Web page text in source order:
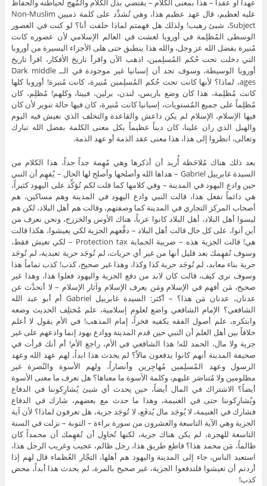
عهداً أو عقداً – هذا بمعنى الكلام – يقتضي بذل الكلام والمُهج لحياطته والحفاظ
عليه لعظيم، قال عهد عظيم هذا، وهي تُشدِّد على كلمة ذميين Non-Muslim
Subject، شيئ رهيب! ولذلك هل فهمتم لماذا حلفت أنا؟ لو كنت في العصور
الوسطى المُظلِمة في أوروبا لعشت في العالم الإسلامي لأن عصوره كانت
مُنيرة بفضل الله عز وجل، والله هذا ينطبق حتى هلى الأجزاء اليسيرة من أوروبا
التي دخلت تحت حُكم المُسلِمين، اذهب الآن واقرأ تاريخ الأفكار، اقرأ تاريخ
أوروبا الوسيطة، وسوف تجد أن إسبانيا غير موجودة في الــ Dark middle
ages، لماذا؟ لأنها كانت تحت حُكم المُسلِمين مُنيرة، كانت مُنيرة! أوروبا كلها
كانت مُظلِمة، هذا كان وضع باريس، لندن، برلين، فيينا، وكلهم! مُظلِم، كان
مُظلِماً على جميع المُستويات، إسبانيا كانت مُنيرة، كان فيها حالة تنوير لأن كان
فيها الإسلام، الإسلام لم يكن داعش والقاعدة والتخلف الذي نعيش فيه اليوم
والهبل الذي ران علينا، كان ديناً عظيماً بكل معنى الكلمة بفضل الله تبارك
وتعالى، انظروا إلى هذا، هذا معنى عقد الذمة أو عهد الذمة.
بعد ذلك هناك مُلاحَظة أُريد أن أذكرها وهي مُهِمة جداً جداً، هذا الكلام من
السيدة غابرييل Gabriel – هداها الله وأصلحها وأصلح لها الحال – يُفهِم أن النبي
حين وادع اليهود في المدينة – وفي كلامها كما قلت لكم تُؤكِّد على اليهود كثيراً،
هي دائماً تفعل هذا، قالت النبي وادع اليهود في المدينة وهم مساكين، هم
أصحاب المركز التجاري في المدينة كما وصفتهم، وقالت هم أهل البلاد، لكن هم
ليسوا أهل البلاد، أهل البلاد كانوا عرباً، هناك الأوس والخزرج، ونحن نعرف من
أين أتوا، على كل حال قالت أهل البلاد – دفَّعهم الجزية لكي يعيشوا، هكذا قالت
هي! قالت الجزية هذه – ضريبة الحماية Protection tax – لكي تعيش فقط،
وسوف تُفهِمك بعد قليل أنها من غير أي حريات، لم تُوجَد حرية تعبدية، لم تُوجَد
حرية بناء معابد، لم تُوجَد حرية كذا وكذا، وهذا غير صحيح، كذب! كذب تماماً هذا
وسوف نرى كيف، قالت كان لابد من دفع الجزية واليهود فعلوا هذا، وهذا غير
صحيح، مَن أفهم في الإسلام ومَن يعرف الإسلام وآثار الإسلام – لا أتحدَّث عن
عدنان، عدنان مَن هذا؟ – أكثر: السيدة غابرييل Gabriel أم أبو عبد الله
الشافعي؟ الإمام الشافعي واضع لعلوم إسلامية، علم مُختلِف الحديث وضعه
وابتكره، علم أصول الفقه يكفيه فخراً، إمام المذهب! في الأم يقول لا أعلم
خلافاً بين أهل العلم أن النبي حين قدم المدينة ووادع يهود إنما وادعهم على غير
جزية ولا مال، الحمد لله! هذا الشافعي في الأم، راجع الأم! أم أنك قرأت في
صحيفة المدينة أنهم كانوا يدفعون مالاً؟ لم يحدث هذا ابداً، لهم عهد الله وعهد
الرسول وعهد المُسلِمين مُهاجِرين وأنصاراً، ولهم الأسوة والنُصرة غير
مظلومين ولا مُتناصَر عليهم، وكلمة الأسوة ما معناها؟ هل تعرف ما معنى الأسوة
أيضاً؟ الاشتراك في المال أيضاً، حين يحدث أي شيئ يُشارِكوننا في الدفاع
ويُشارِكوننا حتى في الغنيمة، وهذا ما حدث مع بعضهم، شارك في الدفاع
فشارك في الغنيمة، لا يُوجَد مال يُدفَع، لا تُوجَد جزية، هل تعرفون لماذا؟ لأن آية
الجزية وهي الآية التاسعة والعشرون من سورة براءة – التوبة – نزلت في السنة
التاسعة للهجرة، لم يكن هناك جزية، لكنها تُحاوِل أن تُفهِمك أن محمداً كان
ظالماً، مَن محمد هذا؟ قاطع طريق هذا، رجل ظالم، عجيب وغريب الرجل هذا،
استعبد الناس، جاء إلى المدينة واليهود هم أهلها، التجّار العُظماء قال لهم إذا
أردتم أن تعيشوا فلتدفعوا الجزية، غير صحيح بالمرة، لم يحدث هذا أبداً، محض
كذب!